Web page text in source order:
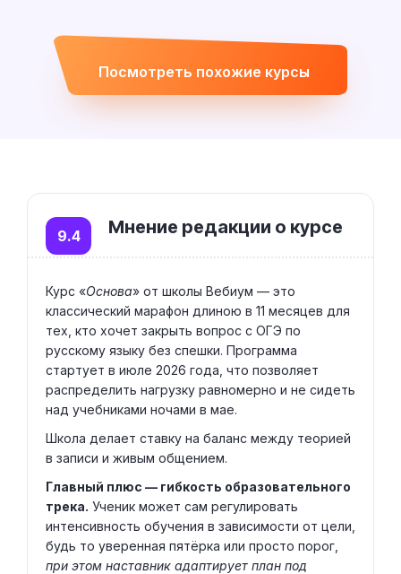
Посмотреть похожие курсы
Мнение редакции о курсе
9.4
Курс «Основа» от школы Вебиум — это
классический марафон длиною в 11 месяцев для
тех, кто хочет закрыть вопрос с ОГЭ по
русскому языку без спешки. Программа
стартует в июле 2026 года, что позволяет
распределить нагрузку равномерно и не сидеть
над учебниками ночами в мае.
Школа делает ставку на баланс между теорией
в записи и живым общением.
Главный плюс — гибкость образовательного
трека. Ученик может сам регулировать
интенсивность обучения в зависимости от цели,
будь то уверенная пятёрка или просто порог,
при этом наставник адаптирует план под